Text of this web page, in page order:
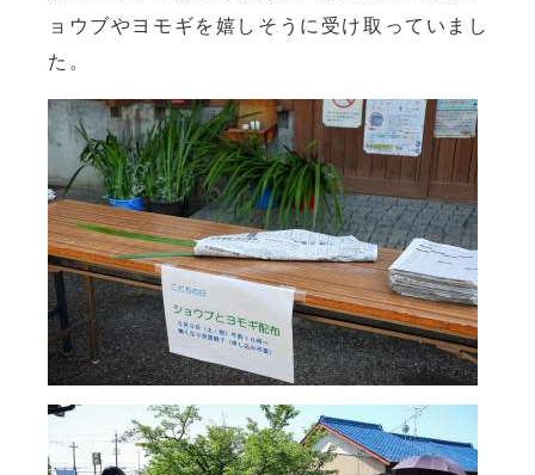
ョウブやヨモギを嬉しそうに受け取っていまし
た。